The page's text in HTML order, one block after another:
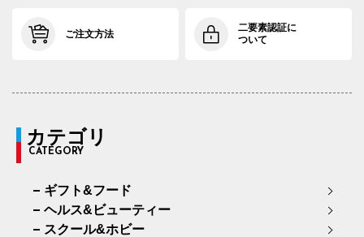
ご注文方法
二要素認証に
ついて
カテゴリ
CATEGORY
ギフト&フード
ヘルス&ビューティー
スクール&ホビー